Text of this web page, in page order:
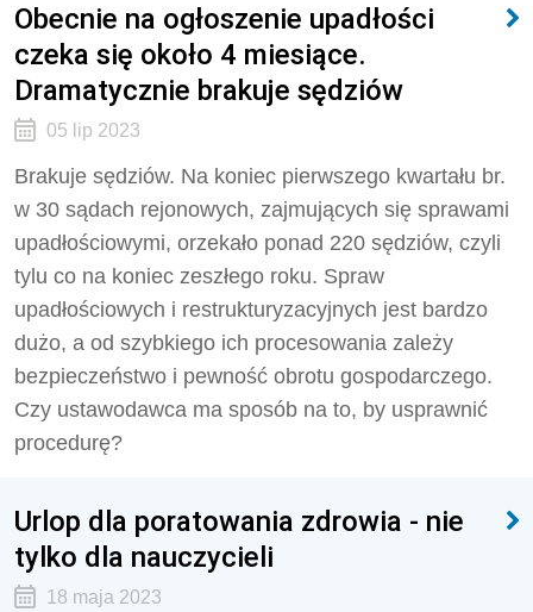
Obecnie na ogłoszenie upadłości
czeka się około 4 miesiące.
Dramatycznie brakuje sędziów
05 lip 2023
Brakuje sędziów. Na koniec pierwszego kwartału br.
w 30 sądach rejonowych, zajmujących się sprawami
upadłościowymi, orzekało ponad 220 sędziów, czyli
tylu co na koniec zeszłego roku. Spraw
upadłościowych i restrukturyzacyjnych jest bardzo
dużo, a od szybkiego ich procesowania zależy
bezpieczeństwo i pewność obrotu gospodarczego.
Czy ustawodawca ma sposób na to, by usprawnić
procedurę?
Urlop dla poratowania zdrowia - nie
tylko dla nauczycieli
18 maja 2023